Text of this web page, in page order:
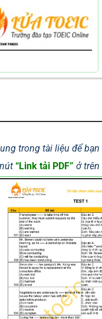
trong tài liệu để
“Link tải PDF” ở trên